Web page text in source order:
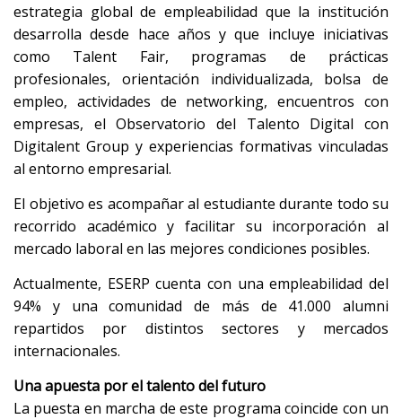
estrategia global de empleabilidad que la institución
desarrolla desde hace años y que incluye iniciativas
como Talent Fair, programas de prácticas
profesionales, orientación individualizada, bolsa de
empleo, actividades de networking, encuentros con
empresas, el Observatorio del Talento Digital con
Digitalent Group y experiencias formativas vinculadas
al entorno empresarial.
El objetivo es acompañar al estudiante durante todo su
recorrido académico y facilitar su incorporación al
mercado laboral en las mejores condiciones posibles.
Actualmente, ESERP cuenta con una empleabilidad del
94% y una comunidad de más de 41.000 alumni
repartidos por distintos sectores y mercados
internacionales.
Una apuesta por el talento del futuro
La puesta en marcha de este programa coincide con un